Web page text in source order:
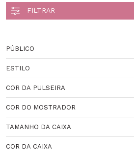
PÚBLICO
ESTILO
COR DA PULSEIRA
COR DO MOSTRADOR
TAMANHO DA CAIXA
COR DA CAIXA